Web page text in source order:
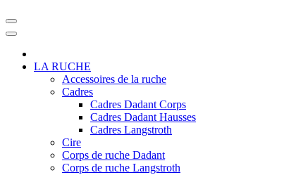
LA RUCHE
Accessoires de la ruche
Cadres
Cadres Dadant Corps
Cadres Dadant Hausses
Cadres Langstroth
Cire
Corps de ruche Dadant
Corps de ruche Langstroth